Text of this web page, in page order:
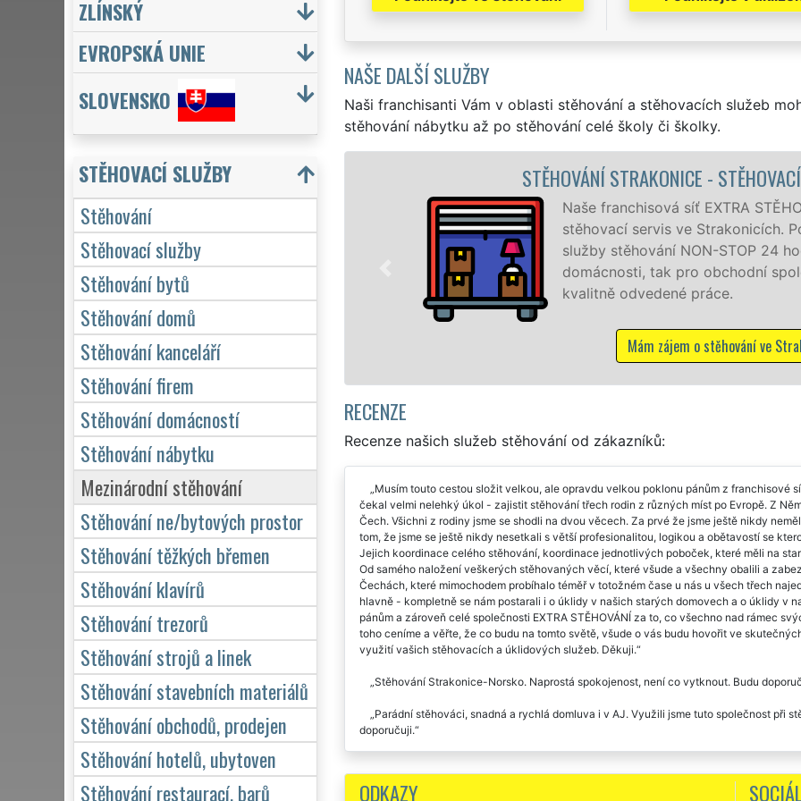
NAŠE DALŠÍ SLUŽBY
Naši franchisanti Vám v oblasti stěhování a stěhovacích služeb
stěhování nábytku až po stěhování celé školy či školky.
STĚHOVÁNÍ STRAKONICE - STĚHOVACÍ PRÁCE STRAKONICE
Naše franchisová síť EXTRA STĚHOVÁNÍ vám zajišťuje kompletní
stěhovací servis ve Strakonicích. Poskytujeme profesionální a kvalitní
služby stěhování NON-STOP 24 hodin denně, 7 dní v týdnu jak pro
domácnosti, tak pro obchodní společnosti, a to levně a se zárukou
kvalitně odvedené práce.
RECENZE
Recenze našich služeb stěhování od zákazníků:
Musím touto cestou složit velkou, ale opravdu velkou poklonu pánům z franchisové
čekal velmi nelehký úkol - zajistit stěhování třech rodin z různých míst po Evropě. Z
Čech. Všichni z rodiny jsme se shodli na dvou věcech. Za prvé že jsme ještě nikdy
tom, že jsme se ještě nikdy nesetkali s větší profesionalitou, logikou a obětavostí se
Jejich koordinace celého stěhování, koordinace jednotlivých poboček, které měli na
Od samého naložení veškerých stěhovaných věcí, které všude a všechny obalili a
Čechách, které mimochodem probíhalo téměř v totožném čase u nás u všech třech
hlavně - kompletně se nám postarali i o úklidy v našich starých domovech a o úklidy v
pánům a zároveň celé společnosti EXTRA STĚHOVÁNÍ za to, co všechno nad rámec
toho ceníme a věřte, že co budu na tomto světě, všude o vás budu hovořit ve
využití vašich stěhovacích a úklidových služeb. Děkuji.
Stěhování Strakonice-Norsko. Naprostá spokojenost, není co vytknout. Budu
Parádní stěhováci, snadná a rychlá domluva i v AJ. Využili jsme tuto společnost při
doporučuji.
Strakonice was perfectly organized. The company EXTRA SERVICES has taken care
ODKAZY
ZLÍNSKÝ
EVROPSKÁ UNIE
SLOVENSKO
STĚHOVACÍ SLUŽBY
Stěhování
Stěhovací služby
Stěhování bytů
Stěhování domů
Stěhování kanceláří
Stěhování firem
Stěhování domácností
Stěhování nábytku
Mezinárodní stěhování
Stěhování ne/bytových prostor
Stěhování těžkých břemen
Stěhování klavírů
Stěhování trezorů
Stěhování strojů a linek
Stěhování stavebních materiálů
Stěhování obchodů, prodejen
Stěhování hotelů, ubytoven
Stěhování restaurací, barů